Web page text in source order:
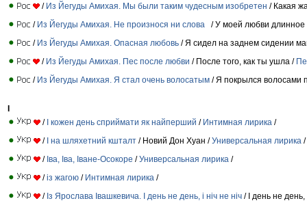
/ Из Йегуды Амихая. Мы были таким чудесным изобретен / Какая
/ Из Йегуды Амихая. Не произнося ни слова
/ У моей любви
/ Из Йегуды Амихая. Опасная любовь / Я сидел на заднем сидении
/ Из Йегуды Амихая. Пес после любви / После того, как ты ушла /
/ Из Йегуды Амихая. Я стал очень волосатым / Я покрылся волосами
І
/ І кожен день сприймати як найперший / Интимная лирика /
/ І на шляхетний кшталт / Новий Дон Хуан /Универсальная лирика /
/ Іва, Іва, Іване-Осокоре /Универсальная лирика /
/із жагою / Интимная лирика /
/ Із Ярослава Iвашкевича. I день не день, i нiч не нiч / І день не день,